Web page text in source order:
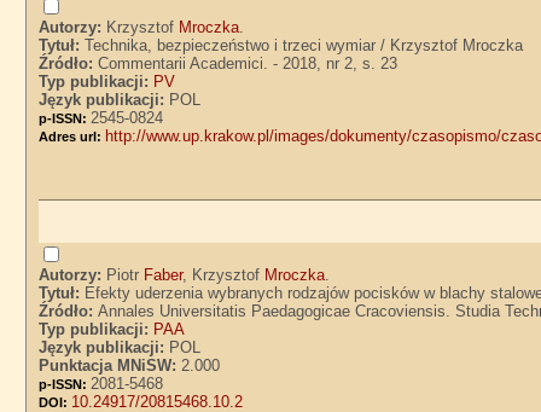
Autorzy: Krzysztof Mroczka
Tytuł:Technika, bezpieczeństwo i trzeci wymiar / Krzysztof Mroczka
Źródło:Commentarii Academici. - 2018, nr 2, s. 23
Typ publikacji: PV
Język publikacji: POL
p-ISSN: 2545-0824
Adres url: http://www.up.krakow.pl/images/dokumenty/czasopismo/
Autorzy: Piotr Faber, Krzysztof Mroczka
Tytuł: Efekty uderzenia wybranych rodzajów pocisków w blachy
Źródło:Annales Universitatis Paedagogicae Cracoviensis. Studia
Typ publikacji: PAA
Język publikacji: POL
Punktacja MNiSW: 2.000
p-ISSN: 2081-5468
DOI: 10.24917/20815468.10.2